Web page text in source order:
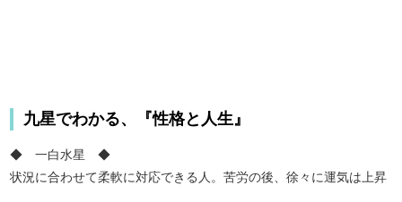
九星でわかる、『性格と人生』
◆ 一白水星 ◆
状況に合わせて柔軟に対応できる人。苦労の後、徐々に運気は上昇